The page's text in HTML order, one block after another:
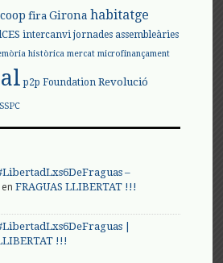
fira Girona habitatge
intercanvi jornades assembleàries
històrica mercat microfinançament
p2p Foundation Revolució
SSPC
–
enFRAGUAS LLIBERTAT !!!
|
!!!